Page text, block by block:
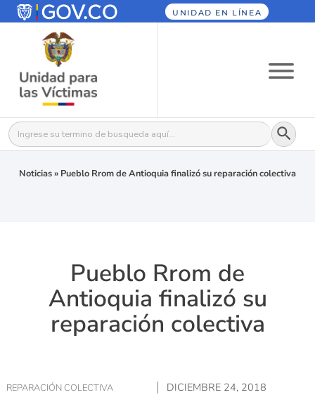
UNIDAD EN LÍNEA
Buscar: Botón
Noticias» Pueblo Rrom de Antioquia finalizó su reparación colectiva
Pueblo Rrom de
Antioquia finalizó su
reparación colectiva
REPARACIÓN COLECTIVA DICIEMBRE 24, 2018